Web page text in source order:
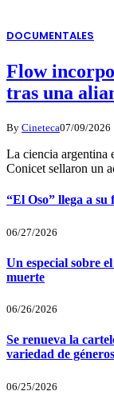
DOCUMENTALES
Flow
tras una
By Cineteca07/09/2026
La ciencia argentina
Conicet sellaron un
“El Oso” llega a su
06/27/2026
Un especial sobre
muerte
06/26/2026
Se renueva la
variedad de géneros
06/25/2026